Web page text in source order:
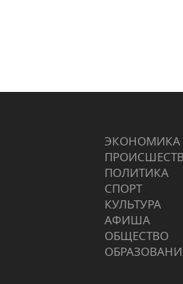
ЭКОНОМИКА
ПОЛИТИКА
СПОРТ
КУЛЬТУРА
АФИША
ОБЩЕСТВО